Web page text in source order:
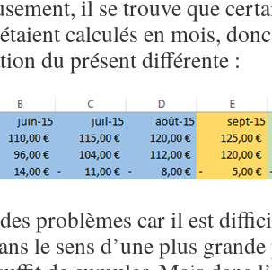
il se trouve que
calculés en mois,
du présent différente :
problèmes car il est
le sens d’une plus